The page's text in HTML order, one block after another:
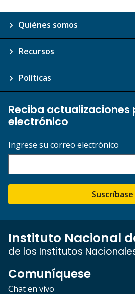
Quiénes somos
Recursos
Políticas
Reciba actualizaciones
electrónico
Ingrese su correo electrónico
Suscríbase
Instituto Nacional
de los Institutos
Comuníquese
Chat en vivo